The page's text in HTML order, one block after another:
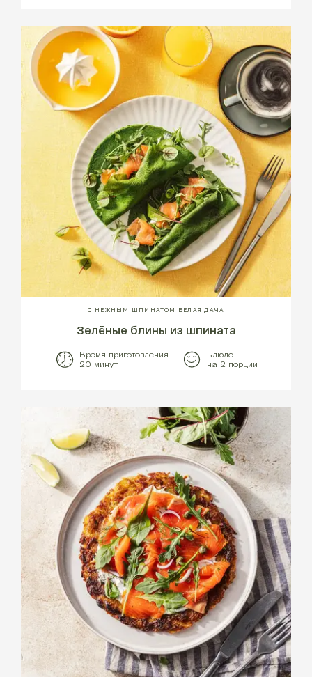
С НЕЖНЫМ ШПИНАТОМ БЕЛАЯ ДАЧА
Зелёные блины из шпината
Время приготовления
20 минут
Блюдо
на 2 порции